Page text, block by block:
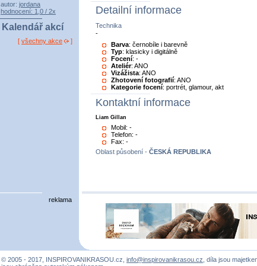
autor: jordana
hodnocení: 1,0 / 2x
Kalendář akcí
[ všechny akce ]
Detailní informace
Technika
-
Barva: černobíle i barevně
Typ: klasicky i digitálně
Focení: -
Ateliér: ANO
Vizážista: ANO
Zhotovení fotografií: ANO
Kategorie focení: portrét, glamour, akt
Kontaktní informace
Liam Gillan
Mobil: -
Telefon: -
Fax: -
Oblast působení - ČESKÁ REPUBLIKA
reklama
© 2005 - 2017, INSPIROVANIKRASOU.cz, info@inspirovanikrasou.cz , díla jsou